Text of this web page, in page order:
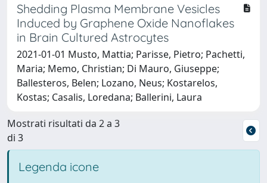
Shedding Plasma Membrane Vesicles
Induced by Graphene Oxide Nanoflakes
in Brain Cultured Astrocytes
2021-01-01 Musto, Mattia; Parisse, Pietro; Pachetti,
Maria; Memo, Christian; Di Mauro, Giuseppe;
Ballesteros, Belen; Lozano, Neus; Kostarelos,
Kostas; Casalis, Loredana; Ballerini, Laura
Mostrati risultati da 2 a 3
di 3
Legenda icone